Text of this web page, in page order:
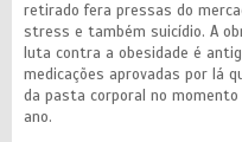
retirado fera pressas do
stress e também suicídio. A
luta contra a obesidade é
medicações aprovadas por lá
da pasta corporal no
ano.